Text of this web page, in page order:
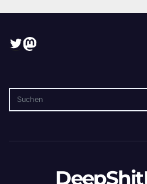
Twitter
Mastodon